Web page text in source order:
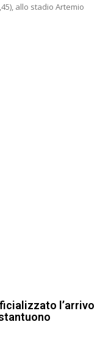
allo stadio Artemio
l’arrivo